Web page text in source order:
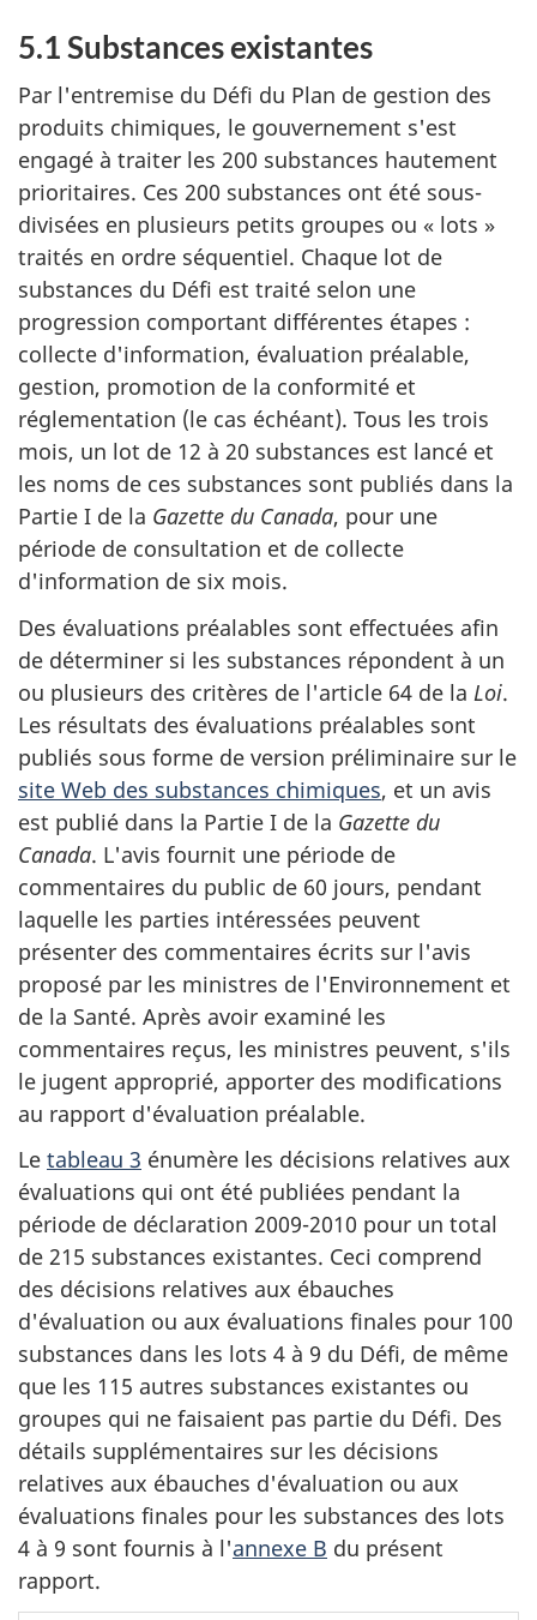
5.1 Substances existantes
Par l'entremise du Défi du Plan de gestion des
produits chimiques, le gouvernement s'est
engagé à traiter les 200 substances hautement
prioritaires. Ces 200 substances ont été sous-
divisées en plusieurs petits groupes ou « lots »
traités en ordre séquentiel. Chaque lot de
substances du Défi est traité selon une
progression comportant différentes étapes :
collecte d'information, évaluation préalable,
gestion, promotion de la conformité et
réglementation (le cas échéant). Tous les trois
mois, un lot de 12 à 20 substances est lancé et
les noms de ces substances sont publiés dans la
Partie I de la Gazette du Canada, pour une
période de consultation et de collecte
d'information de six mois.
Des évaluations préalables sont effectuées afin
de déterminer si les substances répondent à un
ou plusieurs des critères de l'article 64 de la Loi.
Les résultats des évaluations préalables sont
publiés sous forme de version préliminaire sur le
site Web des substances chimiques, et un avis
est publié dans la Partie I de la Gazette du
Canada. L'avis fournit une période de
commentaires du public de 60 jours, pendant
laquelle les parties intéressées peuvent
présenter des commentaires écrits sur l'avis
proposé par les ministres de l'Environnement et
de la Santé. Après avoir examiné les
commentaires reçus, les ministres peuvent, s'ils
le jugent approprié, apporter des modifications
au rapport d'évaluation préalable.
Le tableau 3 énumère les décisions relatives aux
évaluations qui ont été publiées pendant la
période de déclaration 2009-2010 pour un total
de 215 substances existantes. Ceci comprend
des décisions relatives aux ébauches
d'évaluation ou aux évaluations finales pour 100
substances dans les lots 4 à 9 du Défi, de même
que les 115 autres substances existantes ou
groupes qui ne faisaient pas partie du Défi. Des
détails supplémentaires sur les décisions
relatives aux ébauches d'évaluation ou aux
évaluations finales pour les substances des lots
4 à 9 sont fournis à l'annexe B du présent
rapport.